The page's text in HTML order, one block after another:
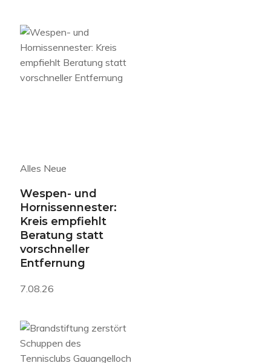
Alles Neue
Wespen- und
Hornissennester:
Kreis empfiehlt
Beratung statt
vorschneller
Entfernung
7.08.26